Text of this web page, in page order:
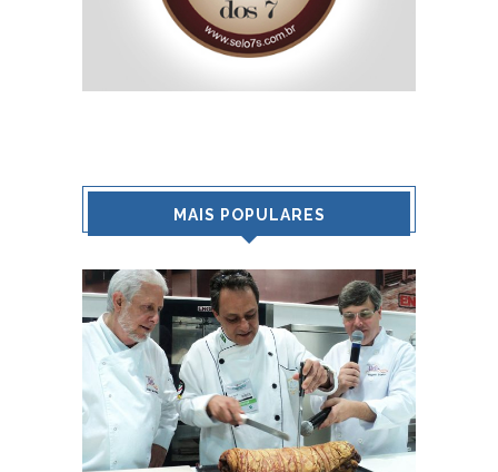
MAIS POPULARES